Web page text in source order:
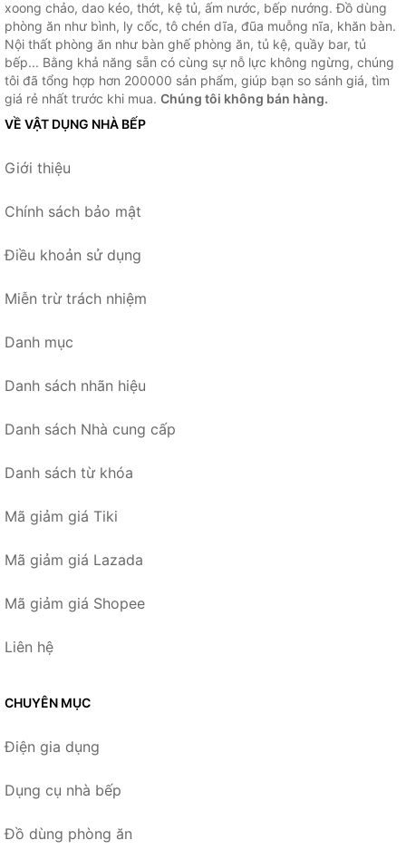
xoong chảo, dao kéo, thớt, kệ tủ, ấm nước, bếp nướng. Đồ dùng
phòng ăn như bình, ly cốc, tô chén dĩa, đũa muỗng nĩa, khăn bàn.
Nội thất phòng ăn như bàn ghế phòng ăn, tủ kệ, quầy bar, tủ
bếp... Bằng khả năng sẵn có cùng sự nỗ lực không ngừng, chúng
tôi đã tổng hợp hơn 200000 sản phẩm, giúp bạn so sánh giá, tìm
giá rẻ nhất trước khi mua. Chúng tôi không bán hàng.
VỀ VẬT DỤNG NHÀ BẾP
Giới thiệu
Chính sách bảo mật
Điều khoản sử dụng
Miễn trừ trách nhiệm
Danh mục
Danh sách nhãn hiệu
Danh sách Nhà cung cấp
Danh sách từ khóa
Mã giảm giá Tiki
Mã giảm giá Lazada
Mã giảm giá Shopee
Liên hệ
CHUYÊN MỤC
Điện gia dụng
Dụng cụ nhà bếp
Đồ dùng phòng ăn